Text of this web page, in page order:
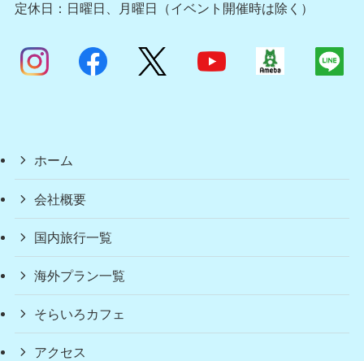
定休日：日曜日、月曜日（イベント開催時は除く）
ホーム
会社概要
国内旅行一覧
海外プラン一覧
そらいろカフェ
アクセス